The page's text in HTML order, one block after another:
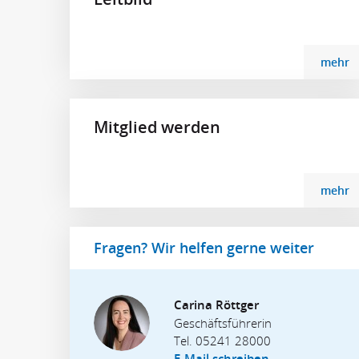
mehr
Mitglied werden
mehr
Fragen? Wir helfen gerne weiter
Carina Röttger
Geschäftsführerin
Tel. 05241 28000